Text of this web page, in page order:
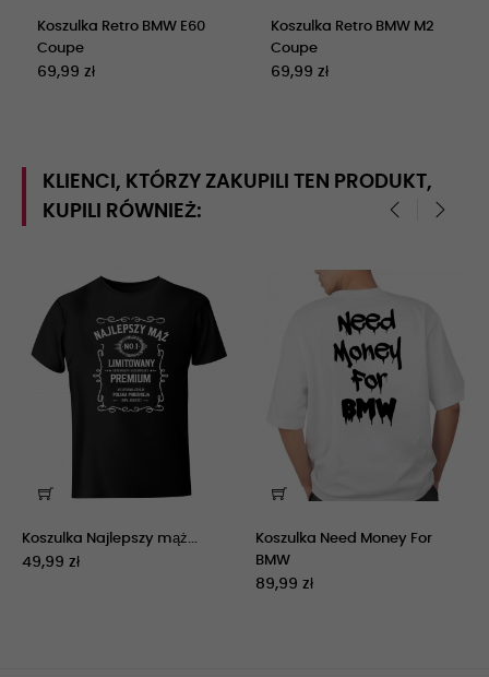
Koszulka Retro BMW E60
Coupe
69,99 zł
Koszulka Retro BMW M2
Coupe
69,99 zł
KLIENCI, KTÓRZY ZAKUPILI TEN PRODUKT,
KUPILI RÓWNIEŻ:
Koszulka Najlepszy mąż...
49,99 zł
Koszulka Need Money For
BMW
89,99 zł